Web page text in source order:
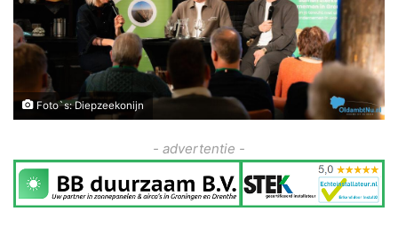
Foto`s: Diepzeekonijn
- advertentie -